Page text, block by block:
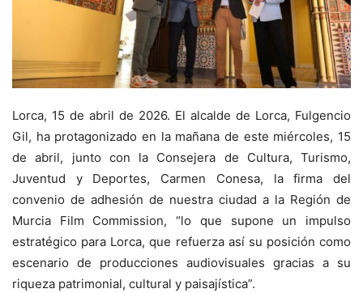
Lorca, 15 de abril de 2026. El alcalde de Lorca, Fulgencio
Gil, ha protagonizado en la mañana de este miércoles, 15
de abril, junto con la Consejera de Cultura, Turismo,
Juventud y Deportes, Carmen Conesa, la firma del
convenio de adhesión de nuestra ciudad a la Región de
Murcia Film Commission, “lo que supone un impulso
estratégico para Lorca, que refuerza así su posición como
escenario de producciones audiovisuales gracias a su
riqueza patrimonial, cultural y paisajística”.